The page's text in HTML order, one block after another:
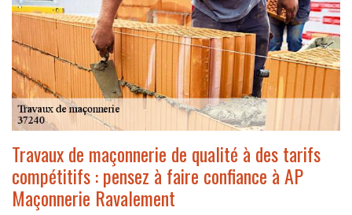
Travaux de maçonnerie de qualité à des tarifs
compétitifs : pensez à faire confiance à AP
Maçonnerie Ravalement